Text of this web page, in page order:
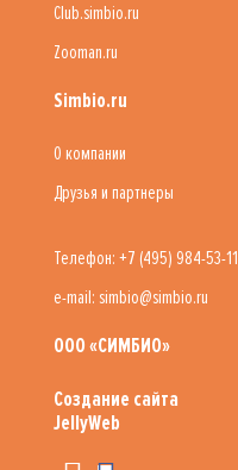
Club.simbio.ru
Zooman.ru
Simbio.ru
О компании
Друзья и партнеры
Телефон: +7 (495) 984-53-11
e-mail: simbio@simbio.ru
ООО «СИМБИО»
Создание сайта
JellyWeb